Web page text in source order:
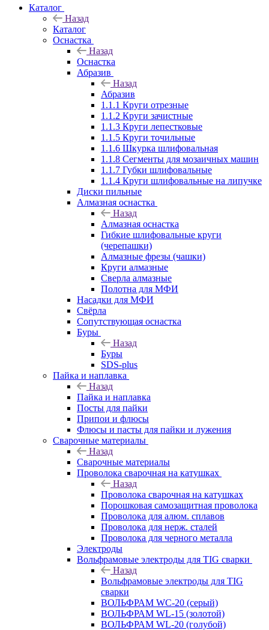
Каталог
Назад
Каталог
Оснастка
Назад
Оснастка
Абразив
Назад
Абразив
1.1.1 Круги отрезные
1.1.2 Круги зачистные
1.1.3 Круги лепестковые
1.1.5 Круги точильные
1.1.6 Шкурка шлифовальная
1.1.8 Сегменты для мозаичных машин
1.1.7 Губки шлифовальные
1.1.4 Круги шлифовальные на липучке
Диски пильные
Алмазная оснастка
Назад
Алмазная оснастка
Гибкие шлифовальные круги
(черепашки)
Алмазные фрезы (чашки)
Круги алмазные
Сверла алмазные
Полотна для МФИ
Насадки для МФИ
Свёрла
Сопутствующая оснастка
Буры
Назад
Буры
SDS-plus
Пайка и наплавка
Назад
Пайка и наплавка
Посты для пайки
Припои и флюсы
Флюсы и пасты для пайки и лужения
Сварочные материалы
Назад
Сварочные материалы
Проволока сварочная на катушках
Назад
Проволока сварочная на катушках
Порошковая самозащитная проволока
Проволока для алюм. сплавов
Проволока для нерж. сталей
Проволока для черного металла
Электроды
Вольфрамовые электроды для TIG сварки
Назад
Вольфрамовые электроды для TIG
сварки
ВОЛЬФРАМ WC-20 (серый)
ВОЛЬФРАМ WL-15 (золотой)
ВОЛЬФРАМ WL-20 (голубой)